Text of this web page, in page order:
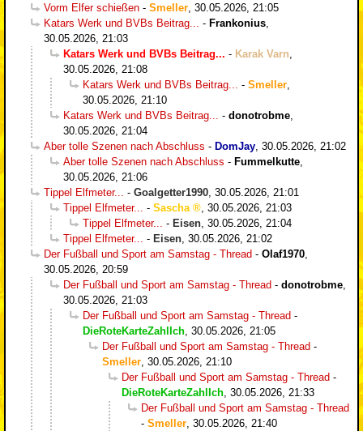
Vorm Elfer schießen - Smeller 30.05.2026, 21:05
Katars Werk und BVBs Beitrag...
- Frankonius
30.05.2026, 21:03
Katars Werk und BVBs Beitrag... - Karak Varn
30.05.2026, 21:08
Katars Werk und BVBs Beitrag...
- Smeller
30.05.2026, 21:10
Katars Werk und BVBs Beitrag...
- donotrobme
30.05.2026, 21:04
Aber tolle Szenen nach Abschluss - DomJay 30.05.2026, 21:02
Aber tolle Szenen nach Abschluss - Fummelkutte
30.05.2026, 21:06
Tippel Elfmeter...
- Goalgetter1990 30.05.2026, 21:01
Tippel Elfmeter...
- Sascha
30.05.2026, 21:03
Tippel Elfmeter...
- Eisen 30.05.2026, 21:04
Tippel Elfmeter...
- Eisen 30.05.2026, 21:02
Der Fußball und Sport am Samstag - Thread - Olaf1970
30.05.2026, 20:59
Der Fußball und Sport am Samstag - Thread - donotrobme
30.05.2026, 21:03
Der Fußball und Sport am Samstag - Thread -
DieRoteKarteZahlIch 30.05.2026, 21:05
Der Fußball und Sport am Samstag - Thread -
Smeller 30.05.2026, 21:10
Der Fußball und Sport am Samstag - Thread -
DieRoteKarteZahlIch 30.05.2026, 21:33
Der Fußball und Sport am Samstag - Thread
- Smeller 30.05.2026, 21:40